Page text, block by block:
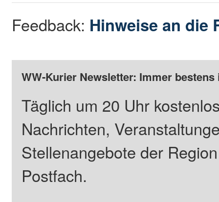
Feedback: Hinweise an die
WW-Kurier Newsletter: Immer
Täglich um 20 Uhr
Nachrichten,
Stellenangebote der
Postfach.